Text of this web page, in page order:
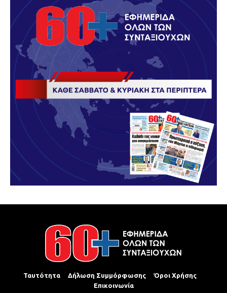
Ταυτότητα Δήλωση Συμμόρφωσης
Όροι Χρήσης
Επικοινωνία